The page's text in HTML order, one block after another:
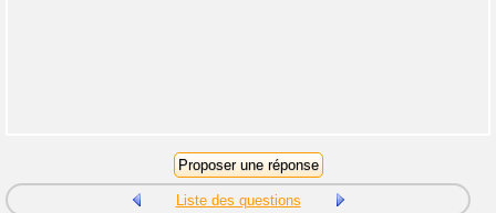
Liste des questions